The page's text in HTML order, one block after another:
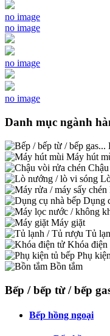
no image
no image
no image
no image
Danh mục ngành
Máy hút
Dụng
Máy giặt
Tủ
Khóa điện
Phụ
Bồn tắm
Bếp / bếp từ / bếp
Bếp hồng ngoại